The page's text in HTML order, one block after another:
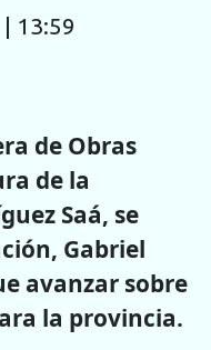
13:59
de Obras
de la
Saá, se
Gabriel
avanzar sobre
la provincia.